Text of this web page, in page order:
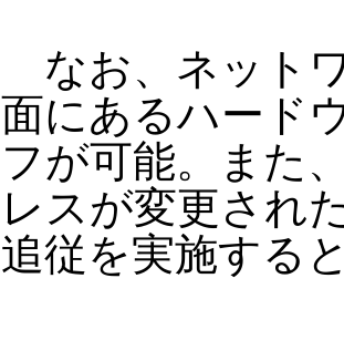
なお、ネット
面にあるハード
フが可能。また
レスが変更され
追従を実施する